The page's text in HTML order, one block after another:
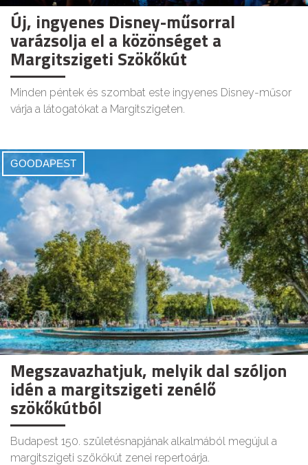
Új, ingyenes Disney-műsorral
varázsolja el a közönséget a
Margitszigeti Szökőkút
Minden péntek és szombat este ingyenes Disney-műsor
várja a látogatókat a Margitszigeten.
GOODAPEST
Megszavazhatjuk, melyik dal szóljon
idén a margitszigeti zenélő
szökőkútból
Budapest 150. születésnapjának alkalmából megújul a
margitszigeti szökőkút zenei repertoárja.